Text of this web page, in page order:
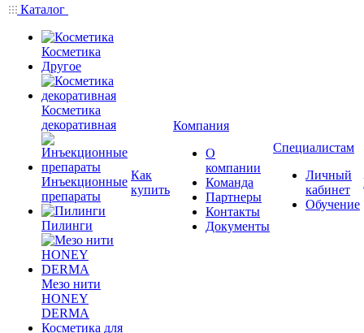
Каталог
Косметика
Другое
Косметика
декоративная
Инъекционные
препараты
Пилинги
Мезо нити
HONEY
DERMA
Косметика для
Как
купить
Компания
О
компании
Команда
Партнеры
Контакты
Документы
Специалистам
Личный
кабинет
Обучение